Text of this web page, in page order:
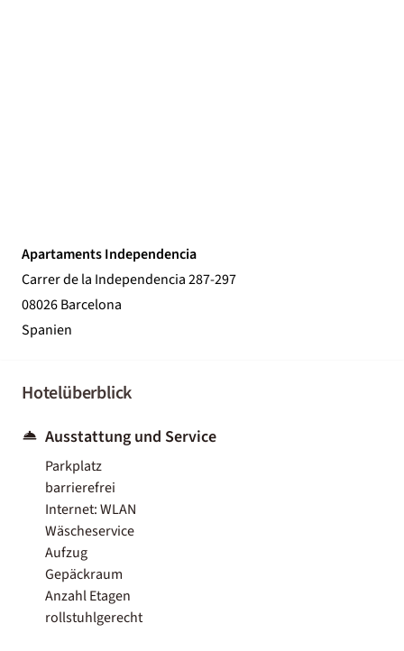
Apartaments Independencia
Carrer de la Independencia 287-297
08026 Barcelona
Spanien
Hotelüberblick
Ausstattung und Service
Parkplatz
barrierefrei
Internet: WLAN
Wäscheservice
Aufzug
Gepäckraum
Anzahl Etagen
rollstuhlgerecht